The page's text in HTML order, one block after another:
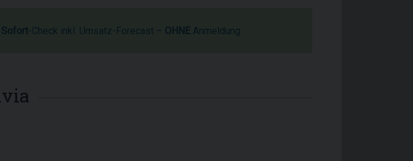
Sofort-Check inkl. Umsatz-Forecast – OHNE Anmeldung.